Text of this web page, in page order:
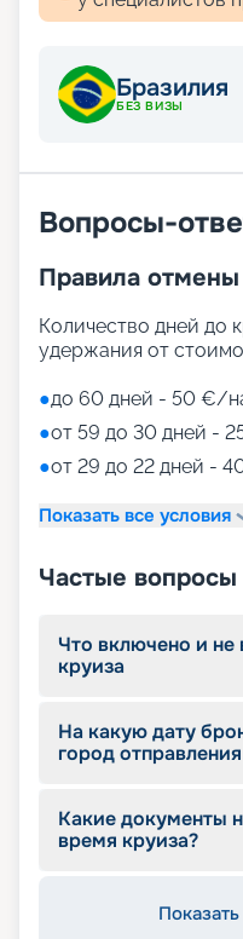
Бразилия
БЕЗ ВИЗЫ
Вопросы-
Правила отмены
Количество дней до
удержания от
●до 60 дней - 50 €/
●от 59 до 30 дней -
●от 29 до 22 дней -
Показать все условия
Частые вопросы
Что включено и не
круиза
На какую дату
город
Какие документы
время круиза?